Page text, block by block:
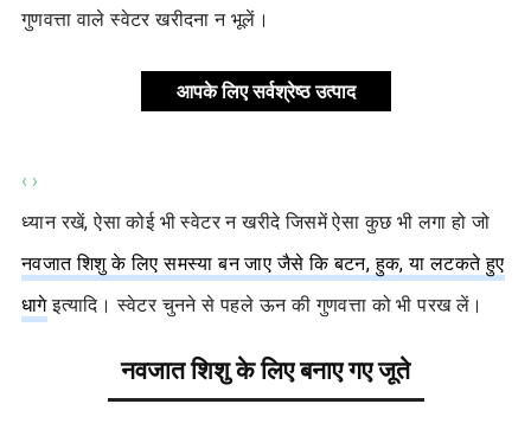
गुणवत्ता वाले स्वेटर खरीदना न भूलें।
आपके लिए सर्वश्रेष्ठ उत्पाद
‹ ›
ध्यान रखें, ऐसा कोई भी स्वेटर न खरीदे जिसमें ऐसा कुछ भी लगा हो जो
नवजात शिशु के लिए समस्या बन जाए जैसे कि बटन, हुक, या लटकते हुए
धागेइत्यादि। स्वेटर चुनने से पहले ऊन की गुणवत्ता को भी परख लें।
नवजात शिशु के लिए बनाए गए जूते